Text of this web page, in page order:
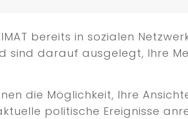
bereits in sozialen
sind darauf ausgelegt, Ihre
die Möglichkeit, Ihre
politische Ereignisse